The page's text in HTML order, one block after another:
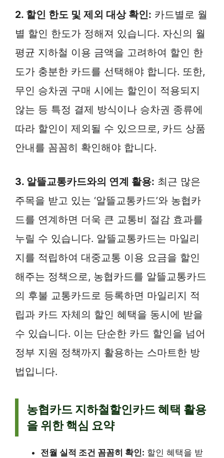
2. 할인 한도 및 제외 대상 확인: 카드별로 월
별 할인 한도가 정해져 있습니다. 자신의 월
평균 지하철 이용 금액을 고려하여 할인 한
도가 충분한 카드를 선택해야 합니다. 또한,
무인 승차권 구매 시에는 할인이 적용되지
않는 등 특정 결제 방식이나 승차권 종류에
따라 할인이 제외될 수 있으므로, 카드 상품
안내를 꼼꼼히 확인해야 합니다.
3. 알뜰교통카드와의 연계 활용: 최근 많은
주목을 받고 있는 ‘알뜰교통카드’와 농협카
드를 연계하면 더욱 큰 교통비 절감 효과를
누릴 수 있습니다. 알뜰교통카드는 마일리
지를 적립하여 대중교통 이용 요금을 할인
해주는 정책으로, 농협카드를 알뜰교통카드
의 후불 교통카드로 등록하면 마일리지 적
립과 카드 자체의 할인 혜택을 동시에 받을
수 있습니다. 이는 단순한 카드 할인을 넘어
정부 지원 정책까지 활용하는 스마트한 방
법입니다.
농협카드 지하철할인카드 혜택 활용
을 위한 핵심 요약
전월 실적 조건 꼼꼼히 확인: 할인 혜택을 받